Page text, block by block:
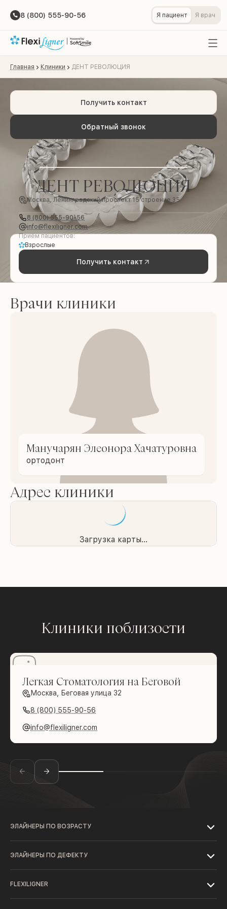
8 (800) 555-90-56 Я пациент Я врач
Главная Клиники ДЕНТ РЕВОЛЮЦИЯ
Обратный звонок
Получить контакт
ДЕНТ РЕВОЛЮЦИЯ
Москва, Ленинградский проспект 15 строение 35
8 (800) 555-90-56
info@flexiligner.com
Приём пациентов:
Взрослые
Получить контакт
Врачи клиники
Манучарян Элеонора Хачатуровна
ортодонт
Адрес клиники
Загрузка карты...
Клиники поблизости
Легкая Стоматология на Беговой
Москва, Беговая улица 32
8 (800) 555-90-56
info@flexiligner.com
ЭЛАЙНЕРЫ ПО ВОЗРАСТУ
ЭЛАЙНЕРЫ ПО ДЕФЕКТУ
FLEXILIGNER